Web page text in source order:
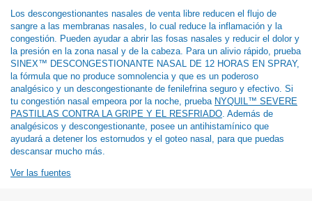
Los descongestionantes nasales de venta libre reducen el flujo de
sangre a las membranas nasales, lo cual reduce la inflamación y la
congestión. Pueden ayudar a abrir las fosas nasales y reducir el dolor y
la presión en la zona nasal y de la cabeza. Para un alivio rápido, prueba
SINEX™ DESCONGESTIONANTE NASAL DE 12 HORAS EN SPRAY,
la fórmula que no produce somnolencia y que es un poderoso
analgésico y un descongestionante de fenilefrina seguro y efectivo. Si
tu congestión nasal empeora por la noche, prueba NYQUIL™ SEVERE
PASTILLAS CONTRA LA GRIPE Y EL RESFRIADO . Además de
analgésicos y descongestionante, posee un antihistamínico que
ayudará a detener los estornudos y el goteo nasal, para que puedas
descansar mucho más.
Ver las fuentes